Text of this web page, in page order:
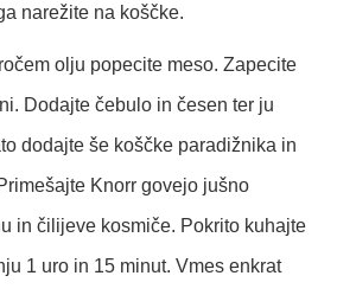
narežite na koščke.
olju popecite meso. Zapecite
Dodajte čebulo in česen ter ju
dodajte še koščke paradižnika in
Knorr govejo jušno
in čilijeve kosmiče. Pokrito kuhajte
1 uro in 15 minut. Vmes enkrat